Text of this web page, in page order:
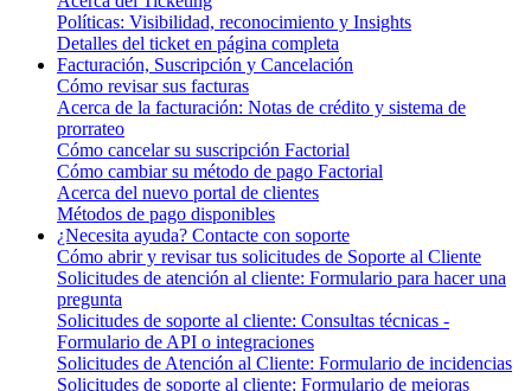
Políticas: Visibilidad, reconocimiento y Insights
Detalles del ticket en página completa
Facturación, Suscripción y Cancelación
Cómo revisar sus facturas
Acerca de la facturación: Notas de crédito y sistema de
prorrateo
Cómo cancelar su suscripción Factorial
Cómo cambiar su método de pago Factorial
Acerca del nuevo portal de clientes
Métodos de pago disponibles
¿Necesita ayuda? Contacte con soporte
Cómo abrir y revisar tus solicitudes de Soporte al Cliente
Solicitudes de atención al cliente: Formulario para hacer una
pregunta
Solicitudes de soporte al cliente: Consultas técnicas -
Formulario de API o integraciones
Solicitudes de Atención al Cliente: Formulario de incidencias
Solicitudes de soporte al cliente: Formulario de mejoras